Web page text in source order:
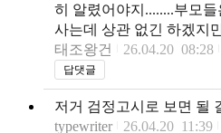
히 알렸어야지........부모
사는데 상관 없긴 하겠지
태조왕건
26.04.20 08:28
답댓글
저거 검정고시로 보면 될
typewriter
26.04.20 11:39